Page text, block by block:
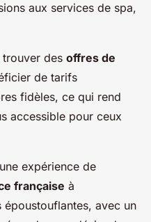
aux services de spa,
des offres de
de tarifs
fidèles, ce qui rend
accessible pour ceux
expérience de
française à
avec un